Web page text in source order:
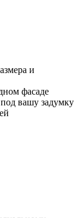
и
фасаде
вашу задумку